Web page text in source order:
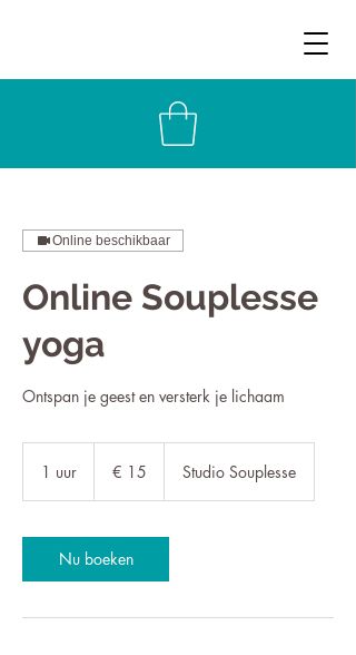
Online beschikbaar
Online Souplesse
yoga
Ontspan je geest en versterk je lichaam
1 uur € 15 Studio Souplesse
Nu boeken